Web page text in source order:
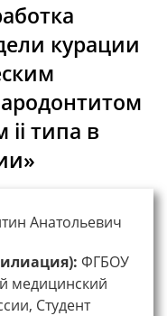
курации
ii типа в
Анатольевич
ФГБОУ
медицинский
Студент